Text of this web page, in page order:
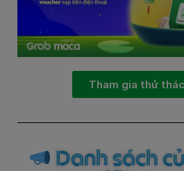
Tham gia thử
Danh sách